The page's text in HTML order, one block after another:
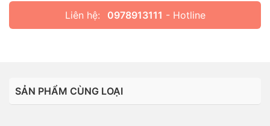
Liên hệ: 0978913111 - Hotline
SẢN PHẨM CÙNG LOẠI